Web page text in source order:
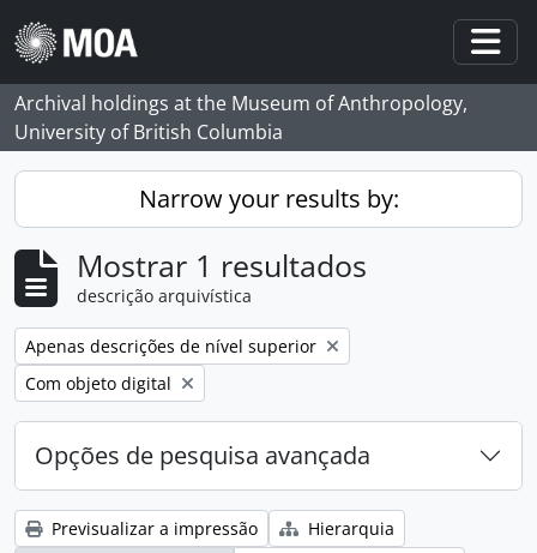
Skip to main content
Archival holdings at the Museum of Anthropology,
University of British Columbia
Narrow your results by:
Mostrar 1 resultados
descrição arquivística
Remove filter:
Apenas descrições de nível superior
Remove filter:
Com objeto digital
Opções de pesquisa avançada
Previsualizar a impressão
Hierarquia